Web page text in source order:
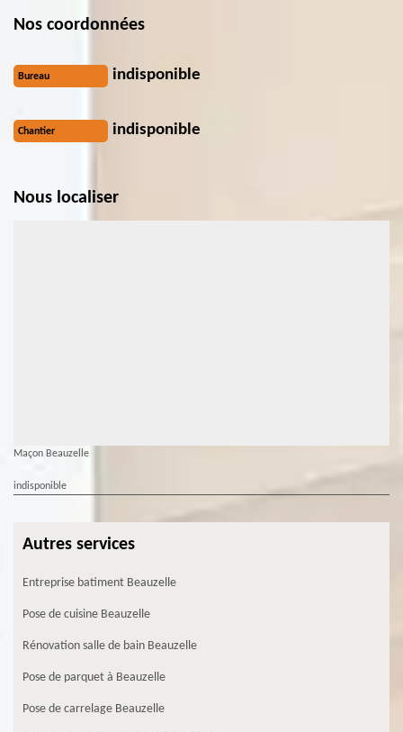
Nos coordonnées
Bureau indisponible
Chantier indisponible
Nous localiser
Maçon Beauzelle
indisponible
Autres services
Entreprise batiment Beauzelle
Pose de cuisine Beauzelle
Rénovation salle de bain Beauzelle
Pose de parquet à Beauzelle
Pose de carrelage Beauzelle